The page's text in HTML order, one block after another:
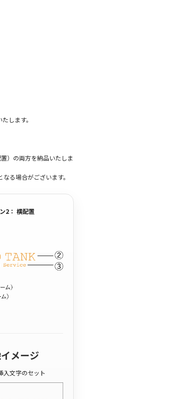
します。
）の両方を納品いたしま
る場合がございます。
2： 横配置
メージ
入文字のセット